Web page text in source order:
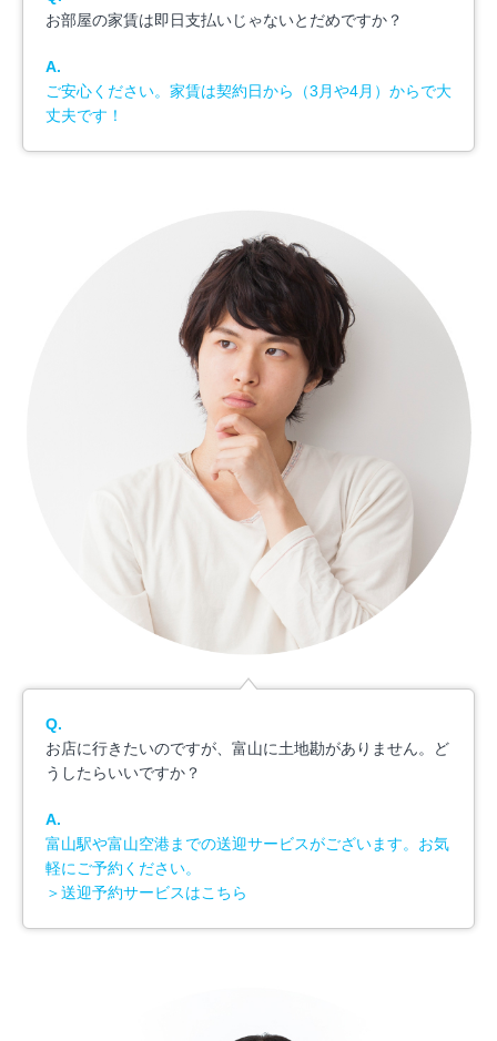
お部屋の家賃は即日支払いじゃないとだめですか？
A.
ご安心ください。家賃は契約日から（3月や4月）からで大
丈夫です！
Q.
お店に行きたいのですが、富山に土地勘がありません。ど
うしたらいいですか？
A.
富山駅や富山空港までの送迎サービスがございます。お気
軽にご予約ください。
＞送迎予約サービスはこちら